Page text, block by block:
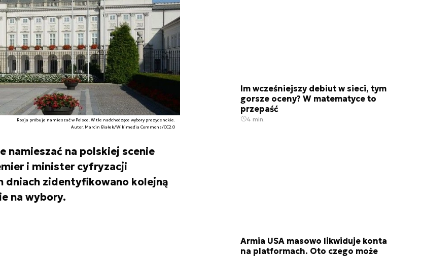
Rosja próbuje namieszać w Polsce. W tle nadchodzące wybory prezydenckie.
Autor. Marcin Białek/Wikimedia Commons/CC2.0
namieszać na polskiej scenie
i minister cyfryzacji
zidentyfikowano kolejną
na wybory.
Im wcześniejszy debiut w sieci, tym
gorsze oceny? W matematyce to
przepaść
4 min.
Armia USA masowo likwiduje konta
na platformach. Oto czego może